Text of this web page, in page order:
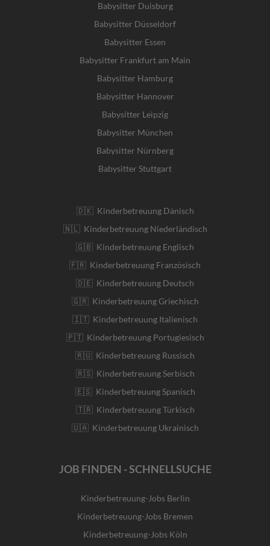
Babysitter Duisburg
Babysitter Düsseldorf
Babysitter Essen
Babysitter Frankfurt am Main
Babysitter Hamburg
Babysitter Hannover
Babysitter Leipzig
Babysitter München
Babysitter Nürnberg
Babysitter Stuttgart
🇩🇰 Kinderbetreuung Dänisch
🇳🇱 Kinderbetreuung Niederländisch
🇬🇧 Kinderbetreuung Englisch
🇫🇷 Kinderbetreuung Französisch
🇩🇪 Kinderbetreuung Deutsch
🇬🇷 Kinderbetreuung Griechisch
🇮🇹 Kinderbetreuung Italienisch
🇵🇹 Kinderbetreuung Portugiesisch
🇷🇺 Kinderbetreuung Russisch
🇷🇸 Kinderbetreuung Serbisch
🇪🇸 Kinderbetreuung Spanisch
🇹🇷 Kinderbetreuung Türkisch
🇺🇦 Kinderbetreuung Ukrainisch
JOB FINDEN - SCHNELLSUCHE
Kinderbetreuung-Jobs Berlin
Kinderbetreuung-Jobs Bremen
Kinderbetreuung-Jobs Köln